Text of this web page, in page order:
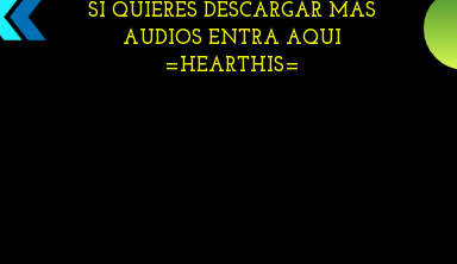
SI QUIERES DESCARGAR MAS
AUDIOS ENTRA AQUI
=HEARTHIS=